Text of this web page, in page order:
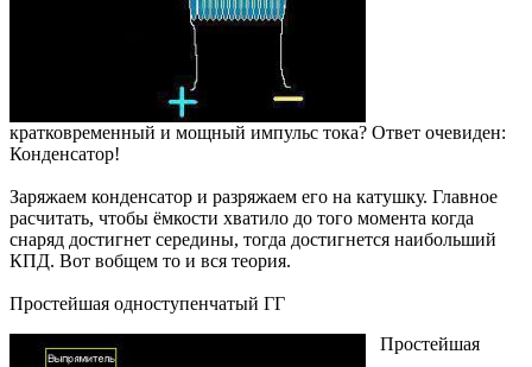
кратковременный и мощный импульс тока? Ответ очевиден:
Конденсатор!
Заряжаем конденсатор и разряжаем его на катушку. Главное
расчитать, чтобы ёмкости хватило до того момента когда
снаряд достигнет середины, тогда достигнется наибольший
КПД. Вот вобщем то и вся теория.
Простейшая одноступенчатый ГГ
Простейшая